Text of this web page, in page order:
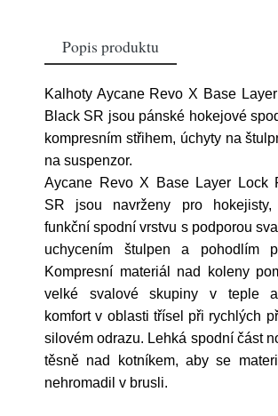
Popis produktu
Kalhoty Aycane Revo X Base
Black SR jsou pánské hokejové
kompresním střihem, úchyty na
na suspenzor.
Aycane Revo X Base Layer Lock
SR jsou navrženy pro
funkční spodní vrstvu s podporou
uchycením štulpen a pohodlím
Kompresní materiál nad koleny
velké svalové skupiny v teple
komfort v oblasti třísel při rychlých
silovém odrazu. Lehká spodní část
těsně nad kotníkem, aby se
nehromadil v brusli.